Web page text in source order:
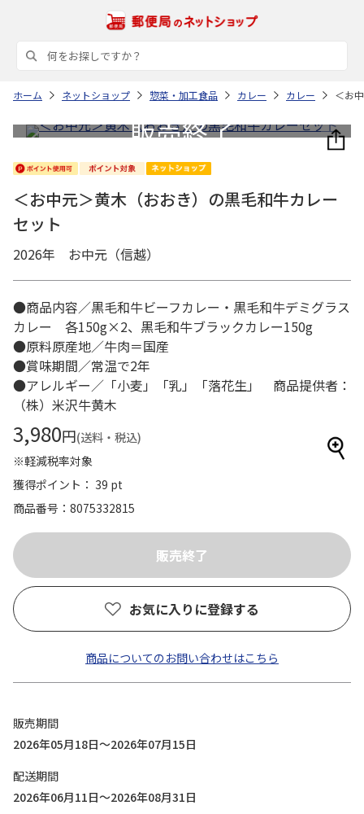
ホーム ネットショップ 惣菜・加工食品 カレー カレー ＜お
＜お中元＞黄木（おおき）の黒毛和牛カレー
セット
2026年 お中元（信越）
●商品内容／黒毛和牛ビーフカレー・黒毛和牛デミグラス
カレー 各150g×2、黒毛和牛ブラックカレー150g
●原料原産地／牛肉＝国産
●賞味期間／常温で2年
●アレルギー／「小麦」「乳」「落花生」 商品提供者：
（株）米沢牛黄木
3,980円(送料・税込)
※軽減税率対象
獲得ポイント： 39 pt
商品番号
8075332815
お気に入りに登録する
商品についてのお問い合わせはこちら
販売期間
2026年05月18日～2026年07月15日
配送期間
2026年06月11日～2026年08月31日